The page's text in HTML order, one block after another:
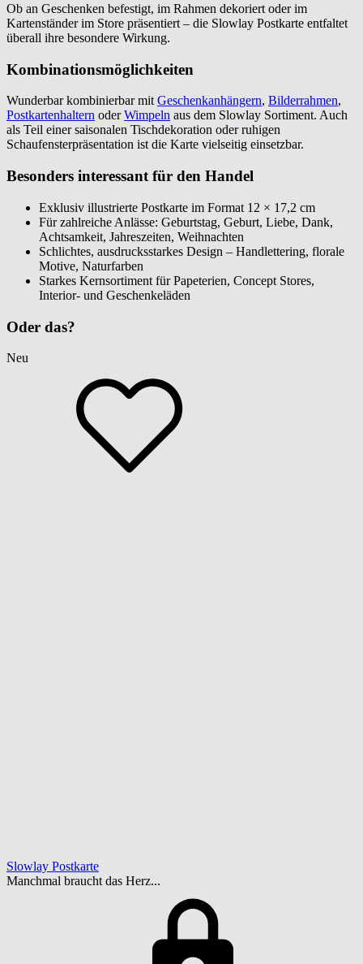
Ob an Geschenken befestigt, im Rahmen dekoriert oder im
Kartenständer im Store präsentiert – die Slowlay Postkarte entfaltet
überall ihre besondere Wirkung.
Kombinationsmöglichkeiten
Wunderbar kombinierbar mitGeschenkanhängern, Bilderrahmen,
Postkartenhaltern oderWimpeln aus dem Slowlay Sortiment. Auch
als Teil einer saisonalen Tischdekoration oder ruhigen
Schaufensterpräsentation ist die Karte vielseitig einsetzbar.
Besonders interessant für den Handel
Exklusiv illustrierte Postkarte im Format 12 × 17,2 cm
Für zahlreiche Anlässe: Geburtstag, Geburt, Liebe, Dank,
Achtsamkeit, Jahreszeiten, Weihnachten
Schlichtes, ausdrucksstarkes Design – Handlettering, florale
Motive, Naturfarben
Starkes Kernsortiment für Papeterien, Concept Stores,
Interior- und Geschenkeläden
Oder das?
Neu
Slowlay Postkarte
Manchmal braucht das Herz...